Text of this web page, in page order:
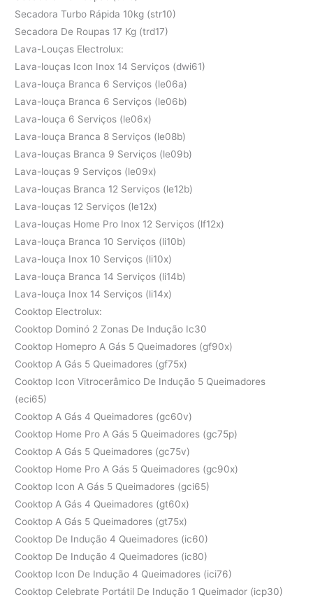
Secadora Turbo Rápida 10kg (str10)
Secadora De Roupas 17 Kg (trd17)
Lava-Louças Electrolux:
Lava-louças Icon Inox 14 Serviços (dwi61)
Lava-louça Branca 6 Serviços (le06a)
Lava-louça Branca 6 Serviços (le06b)
Lava-louça 6 Serviços (le06x)
Lava-louça Branca 8 Serviços (le08b)
Lava-louças Branca 9 Serviços (le09b)
Lava-louças 9 Serviços (le09x)
Lava-louças Branca 12 Serviços (le12b)
Lava-louças 12 Serviços (le12x)
Lava-louças Home Pro Inox 12 Serviços (lf12x)
Lava-louça Branca 10 Serviços (li10b)
Lava-louça Inox 10 Serviços (li10x)
Lava-louça Branca 14 Serviços (li14b)
Lava-louça Inox 14 Serviços (li14x)
Cooktop Electrolux:
Cooktop Dominó 2 Zonas De Indução Ic30
Cooktop Homepro A Gás 5 Queimadores (gf90x)
Cooktop A Gás 5 Queimadores (gf75x)
Cooktop Icon Vitrocerâmico De Indução 5 Queimadores
(eci65)
Cooktop A Gás 4 Queimadores (gc60v)
Cooktop Home Pro A Gás 5 Queimadores (gc75p)
Cooktop A Gás 5 Queimadores (gc75v)
Cooktop Home Pro A Gás 5 Queimadores (gc90x)
Cooktop Icon A Gás 5 Queimadores (gci65)
Cooktop A Gás 4 Queimadores (gt60x)
Cooktop A Gás 5 Queimadores (gt75x)
Cooktop De Indução 4 Queimadores (ic60)
Cooktop De Indução 4 Queimadores (ic80)
Cooktop Icon De Indução 4 Queimadores (ici76)
Cooktop Celebrate Portátil De Indução 1 Queimador (icp30)